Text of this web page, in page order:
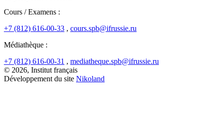
Cours / Examens :
+7 (812) 616-00-33 , cours.spb@ifrussie.ru
Médiathèque :
+7 (812) 616-00-31 , mediatheque.spb@ifrussie.ru
© 2026, Institut français
Développement du site Nikoland